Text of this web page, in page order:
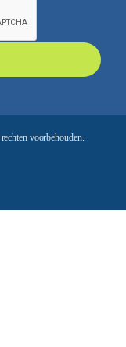
voorbehouden.